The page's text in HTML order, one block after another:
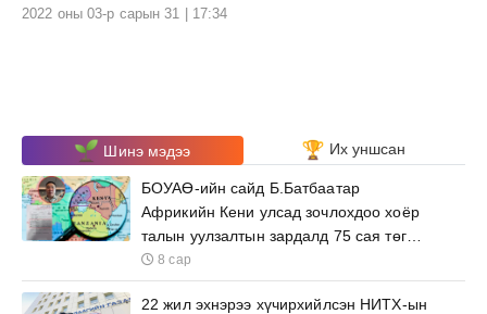
2022 оны 03-р сарын 31 | 17:34
Шинэ мэдээ Их уншсан
БОУАӨ-ийн сайд Б.Батбаатар
Африкийн Кени улсад зочлохдоо хоёр
талын уулзалтын зардалд 75 сая төгрөг
зарцуулна
8 сар
22 жил эхнэрээ хүчирхийлсэн НИТХ-ын